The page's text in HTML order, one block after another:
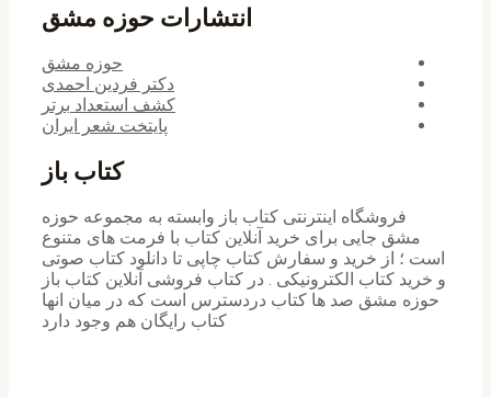
انتشارات حوزه مشق
حوزه مشق
دکتر فردین احمدی
کشف استعداد برتر
پایتخت شعر ایران
کتاب باز
فروشگاه اینترنتی کتاب باز وابسته به مجموعه حوزه
مشق جایی برای خرید ‌آنلاین کتاب با فرمت های متنوع
است ؛ از خرید و سفارش کتاب چاپی تا دانلود کتاب صوتی
و خرید کتاب الکترونیکی . در کتاب فروشی آنلاین کتاب باز
حوزه مشق صد ها کتاب دردسترس است که در میان انها
کتاب رایگان هم وجود دارد